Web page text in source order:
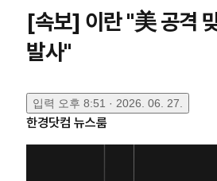
[속보] 이란 "美 공격
발사"
입력 오후 8:51 · 2026. 06. 27.
한경닷컴 뉴스룸